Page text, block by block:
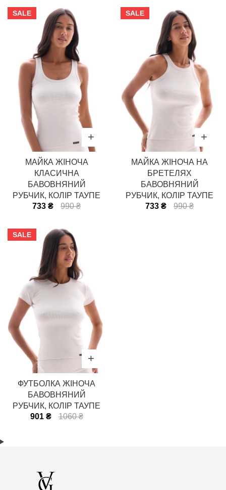
SALE
МАЙКА ЖІНОЧА
КЛАСИЧНА
БАВОВНЯНИЙ
РУБЧИК, КОЛІР ТАУПЕ
733 ₴
990 ₴
SALE
МАЙКА ЖІНОЧА НА
БРЕТЕЛЯХ
БАВОВНЯНИЙ
РУБЧИК, КОЛІР ТАУПЕ
733 ₴
990 ₴
SALE
ФУТБОЛКА ЖІНОЧА
БАВОВНЯНИЙ
РУБЧИК, КОЛІР ТАУПЕ
901 ₴
1060 ₴